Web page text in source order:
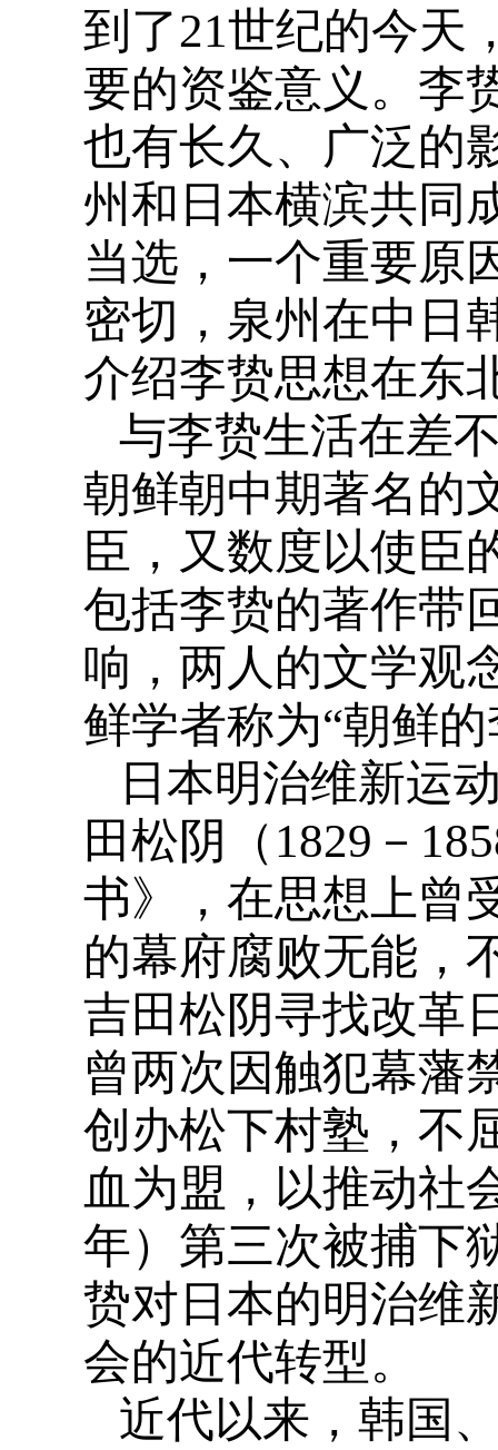
到了21世纪的今天
要的资鉴意义。李
也有长久、广泛的
州和日本横滨共同
当选，一个重要原
密切，泉州在中日
介绍李贽思想在东
与李贽生活在差
朝鲜朝中期著名的
臣，又数度以使臣
包括李贽的著作带
响，两人的文学观
鲜学者称为“朝鲜
日本明治维新运
田松阴（1829－
书》，在思想上曾
的幕府腐败无能，
吉田松阴寻找改革
曾两次因触犯幕藩
创办松下村塾，不
血为盟，以推动社
年）第三次被捕下
贽对日本的明治维
会的近代转型。
近代以来，韩国